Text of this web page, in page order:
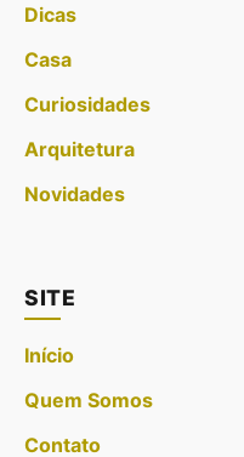
Dicas
Casa
Curiosidades
Arquitetura
Novidades
SITE
Início
Quem Somos
Contato